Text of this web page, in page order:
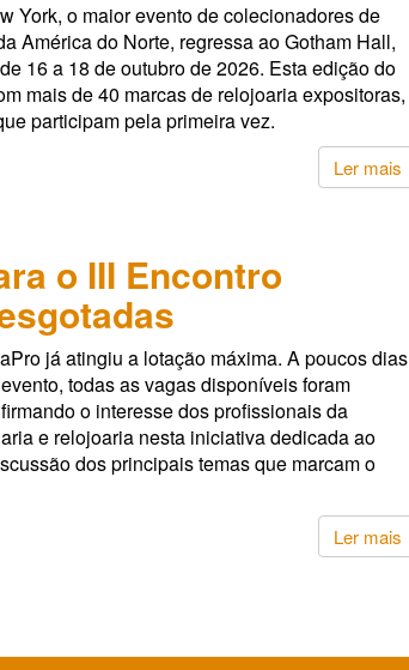
York, o maior evento de colecionadores de
América do Norte, regressa ao Gotham Hall,
16 a 18 de outubro de 2026. Esta edição do
mais de 40 marcas de relojoaria expositoras,
participam pela primeira vez.
Ler mais
o III Encontro
já atingiu a lotação máxima. A poucos dias
todas as vagas disponíveis foram
o interesse dos profissionais da
e relojoaria nesta iniciativa dedicada ao
dos principais temas que marcam o
Ler mais